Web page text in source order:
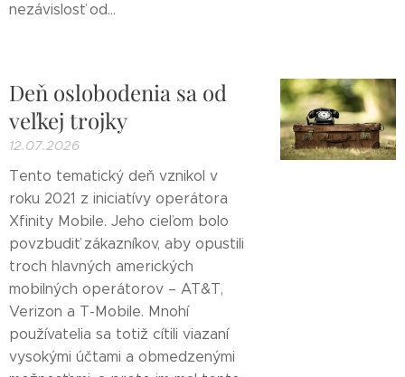
nezávislosť od...
Deň oslobodenia sa od
veľkej trojky
12.07.2026
Tento tematický deň vznikol v
roku 2021 z iniciatívy operátora
Xfinity Mobile. Jeho cieľom bolo
povzbudiť zákazníkov, aby opustili
troch hlavných amerických
mobilných operátorov – AT&T,
Verizon a T-Mobile. Mnohí
používatelia sa totiž cítili viazaní
vysokými účtami a obmedzenými